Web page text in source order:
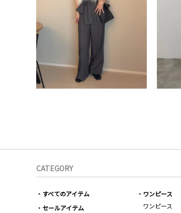
CATEGORY
すべてのアイテム
セールアイテム
ワンピース
ワンピース